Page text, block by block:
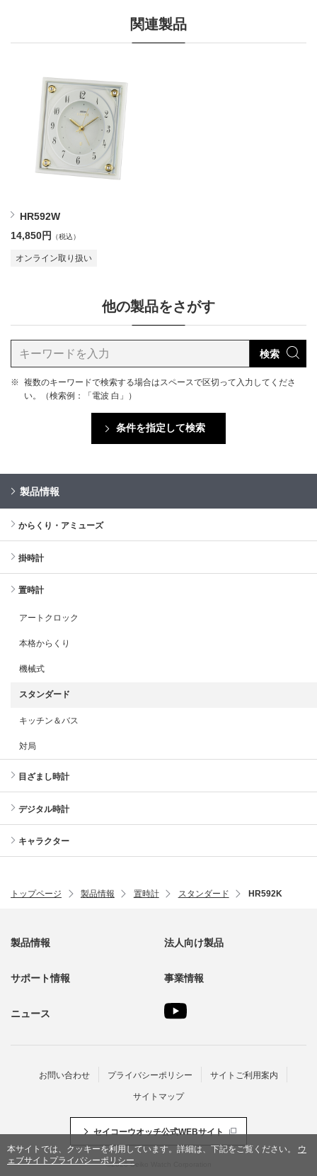
関連製品
HR592W
14,850円
（税込）
オンライン取り扱い
他の製品をさがす
検索
※ 複数のキーワードで検索する場合はスペースで区切って入力してくださ
い。（検索例：「電波 白」）
条件を指定して検索
製品情報
からくり・アミューズ
掛時計
置時計
アートクロック
本格からくり
機械式
スタンダード
キッチン＆バス
対局
目ざまし時計
デジタル時計
キャラクター
トップページ 製品情報 置時計 スタンダード HR592K
製品情報 法人向け製品
サポート情報 事業情報
ニュース
お問い合わせ プライバシーポリシー サイトご利用案内
サイトマップ
セイコーウオッチ公式WEBサイト
©2026Seiko Watch Corporation
本サイトでは、クッキーを利用しています。詳細は、 下記をご覧ください。 ウ
ェブサイトプライバシーポリシー